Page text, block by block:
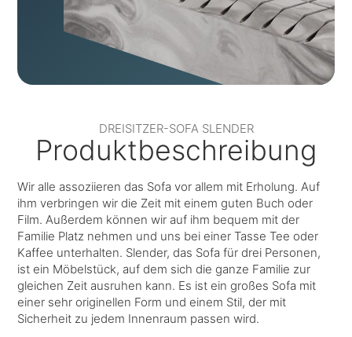
DREISITZER-SOFA SLENDER
Produktbeschreibung
Wir alle assoziieren das Sofa vor allem mit Erholung. Auf
ihm verbringen wir die Zeit mit einem guten Buch oder
Film. Außerdem können wir auf ihm bequem mit der
Familie Platz nehmen und uns bei einer Tasse Tee oder
Kaffee unterhalten. Slender, das Sofa für drei Personen,
ist ein Möbelstück, auf dem sich die ganze Familie zur
gleichen Zeit ausruhen kann. Es ist ein großes Sofa mit
einer sehr originellen Form und einem Stil, der mit
Sicherheit zu jedem Innenraum passen wird.